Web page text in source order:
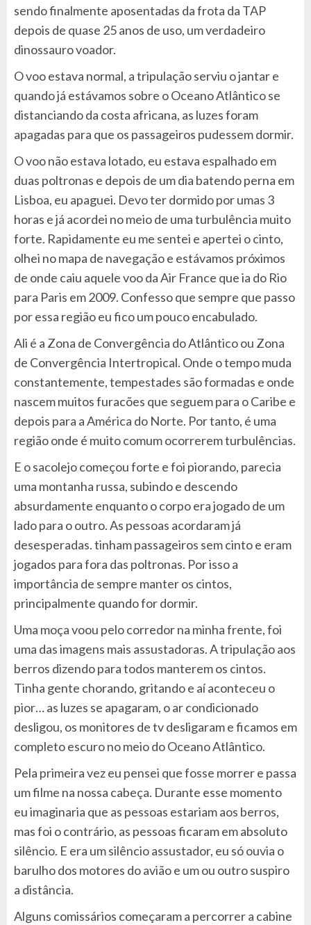
sendo finalmente aposentadas da frota da TAP
depois de quase 25 anos de uso, um verdadeiro
dinossauro voador.
O voo estava normal, a tripulação serviu o jantar e
quando já estávamos sobre o Oceano Atlântico se
distanciando da costa africana, as luzes foram
apagadas para que os passageiros pudessem dormir.
O voo não estava lotado, eu estava espalhado em
duas poltronas e depois de um dia batendo perna em
Lisboa, eu apaguei. Devo ter dormido por umas 3
horas e já acordei no meio de uma turbulência muito
forte. Rapidamente eu me sentei e apertei o cinto,
olhei no mapa de navegação e estávamos próximos
de onde caiu aquele voo da Air France que ia do Rio
para Paris em 2009. Confesso que sempre que passo
por essa região eu fico um pouco encabulado.
Ali é a Zona de Convergência do Atlântico ou Zona
de Convergência Intertropical. Onde o tempo muda
constantemente, tempestades são formadas e onde
nascem muitos furacões que seguem para o Caribe e
depois para a América do Norte. Por tanto, é uma
região onde é muito comum ocorrerem turbulências.
E o sacolejo começou forte e foi piorando, parecia
uma montanha russa, subindo e descendo
absurdamente enquanto o corpo era jogado de um
lado para o outro. As pessoas acordaram já
desesperadas. tinham passageiros sem cinto e eram
jogados para fora das poltronas. Por isso a
importância de sempre manter os cintos,
principalmente quando for dormir.
Uma moça voou pelo corredor na minha frente, foi
uma das imagens mais assustadoras. A tripulação aos
berros dizendo para todos manterem os cintos.
Tinha gente chorando, gritando e aí aconteceu o
pior… as luzes se apagaram, o ar condicionado
desligou, os monitores de tv desligaram e ficamos em
completo escuro no meio do Oceano Atlântico.
Pela primeira vez eu pensei que fosse morrer e passa
um filme na nossa cabeça. Durante esse momento
eu imaginaria que as pessoas estariam aos berros,
mas foi o contrário, as pessoas ficaram em absoluto
silêncio. E era um silêncio assustador, eu só ouvia o
barulho dos motores do avião e um ou outro suspiro
a distância.
Alguns comissários começaram a percorrer a cabine